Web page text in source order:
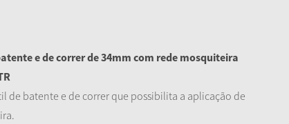
e de correr de 34mm com rede mosquiteira
de batente e de correr que possibilita a aplicação de